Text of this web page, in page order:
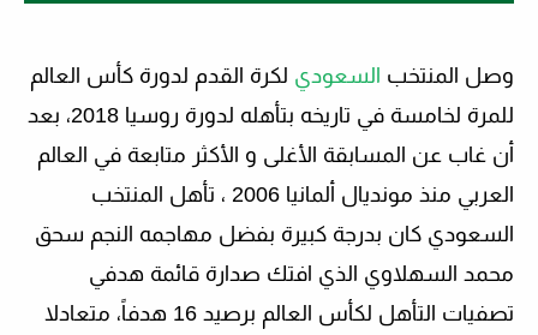
وصل المنتخب السعودي لكرة القدم لدورة كأس العالم
للمرة لخامسة في تاريخه بتأهله لدورة روسيا 2018، بعد
أن غاب عن المسابقة الأغلى و الأكثر متابعة في العالم
العربي منذ مونديال ألمانيا 2006 ، تأهل المنتخب
السعودي كان بدرجة كبيرة بفضل مهاجمه النجم سحق
محمد السهلاوي الذي افتك صدارة قائمة هدفي
تصفيات التأهل لكأس العالم برصيد 16 هدفاً، متعادلا